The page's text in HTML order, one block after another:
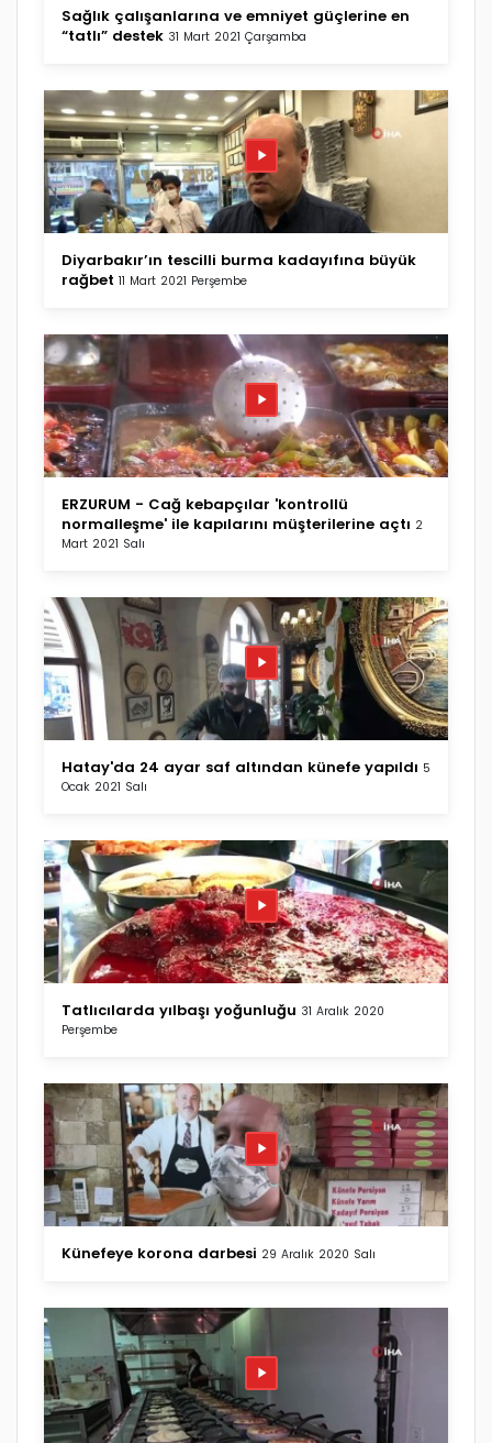
Sağlık çalışanlarına ve emniyet güçlerine en
“tatlı” destek 31 Mart 2021 Çarşamba
Diyarbakır’ın tescilli burma kadayıfına büyük
rağbet 11 Mart 2021 Perşembe
ERZURUM - Cağ kebapçılar 'kontrollü
normalleşme' ile kapılarını müşterilerine açtı 2
Mart 2021 Salı
Hatay'da 24 ayar saf altından künefe yapıldı 5
Ocak 2021 Salı
Tatlıcılarda yılbaşı yoğunluğu 31 Aralık 2020
Perşembe
Künefeye korona darbesi 29 Aralık 2020 Salı